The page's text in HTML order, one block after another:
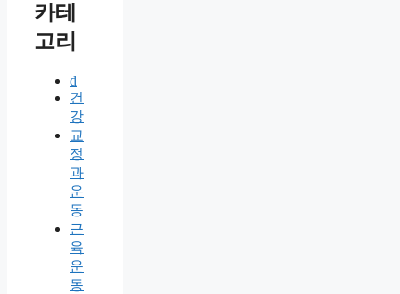
카테
고리
d
건
강
교
정
과
운
동
근
육
운
동